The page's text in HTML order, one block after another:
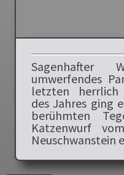
Sagenhafter
umwerfendes
letzten herrlich
des Jahres ging
berühmten
Katzenwurf
Neuschwanstein